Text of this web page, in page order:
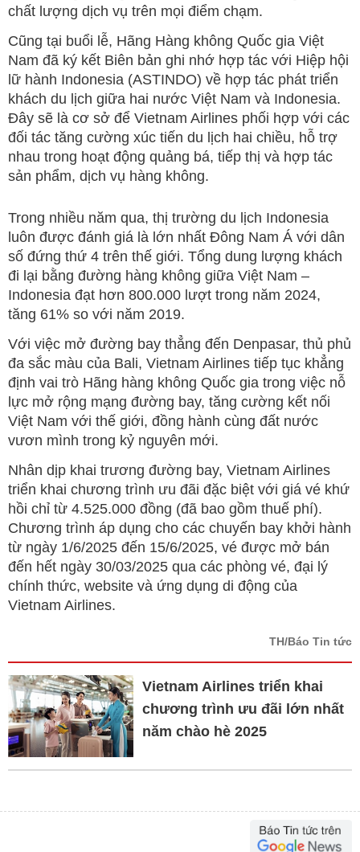
chất lượng dịch vụ trên mọi điểm chạm.
Cũng tại buổi lễ, Hãng Hàng không Quốc gia Việt
Nam đã ký kết Biên bản ghi nhớ hợp tác với Hiệp hội
lữ hành Indonesia (ASTINDO) về hợp tác phát triển
khách du lịch giữa hai nước Việt Nam và Indonesia.
Đây sẽ là cơ sở để Vietnam Airlines phối hợp với các
đối tác tăng cường xúc tiến du lịch hai chiều, hỗ trợ
nhau trong hoạt động quảng bá, tiếp thị và hợp tác
sản phẩm, dịch vụ hàng không.
Trong nhiều năm qua, thị trường du lịch Indonesia
luôn được đánh giá là lớn nhất Đông Nam Á với dân
số đứng thứ 4 trên thế giới. Tổng dung lượng khách
đi lại bằng đường hàng không giữa Việt Nam –
Indonesia đạt hơn 800.000 lượt trong năm 2024,
tăng 61% so với năm 2019.
Với việc mở đường bay thẳng đến Denpasar, thủ phủ
đa sắc màu của Bali, Vietnam Airlines tiếp tục khẳng
định vai trò Hãng hàng không Quốc gia trong việc nỗ
lực mở rộng mạng đường bay, tăng cường kết nối
Việt Nam với thế giới, đồng hành cùng đất nước
vươn mình trong kỷ nguyên mới.
Nhân dịp khai trương đường bay, Vietnam Airlines
triển khai chương trình ưu đãi đặc biệt với giá vé khứ
hồi chỉ từ 4.525.000 đồng (đã bao gồm thuế phí).
Chương trình áp dụng cho các chuyến bay khởi hành
từ ngày 1/6/2025 đến 15/6/2025, vé được mở bán
đến hết ngày 30/03/2025 qua các phòng vé, đại lý
chính thức, website và ứng dụng di động của
Vietnam Airlines.
TH/Báo Tin tức
Vietnam Airlines triển khai
chương trình ưu đãi lớn nhất
năm chào hè 2025